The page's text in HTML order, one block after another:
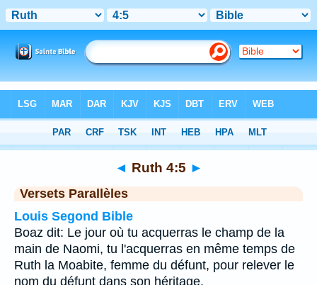
Chapitre 4 > Verset 5
◄ Ruth 4:5 ►
Versets Parallèles
Louis Segond Bible
Boaz dit: Le jour où tu acquerras le champ de la
main de Naomi, tu l'acquerras en même temps de
Ruth la Moabite, femme du défunt, pour relever le
nom du défunt dans son héritage.